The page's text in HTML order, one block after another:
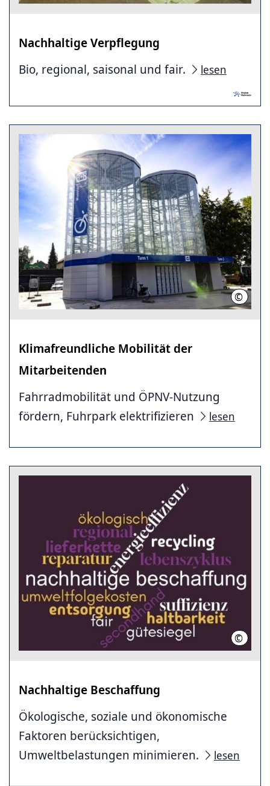
Nachhaltige Verpflegung
Bio, regional, saisonal und fair.
lesen
© Iris
Klimafreundliche Mobilität der
Mitarbeitenden
Fahrradmobilität und ÖPNV-Nutzung
fördern, Fuhrpark elektrifizieren
lesen
© Stefan
Nachhaltige Beschaffung
Ökologische, soziale und ökonomische
Faktoren berücksichtigen,
Umweltbelastungen minimieren.
lesen